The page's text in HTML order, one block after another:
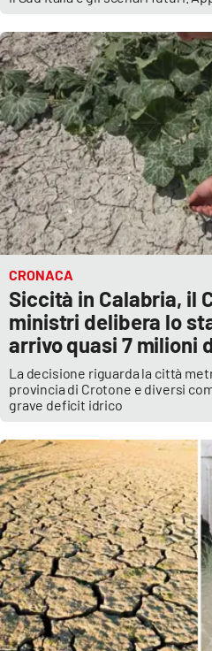
CRONACA
Siccità in Calabria, il
ministri delibera lo
arrivo quasi 7 milioni
La decisione riguarda la città
provincia di Crotone e diversi
grave deficit idrico